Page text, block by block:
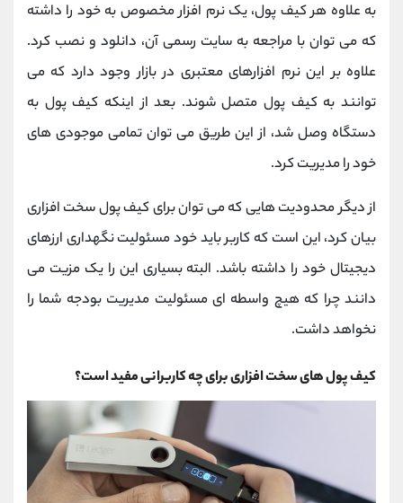
به علاوه هر کیف پول، یک نرم افزار مخصوص به خود را داشته
که می توان با مراجعه به سایت رسمی آن، دانلود و نصب کرد.
علاوه بر این نرم افزارهای معتبری در بازار وجود دارد که می
توانند به کیف پول متصل شوند. بعد از اینکه کیف پول به
دستگاه وصل شد، از این طریق می توان تمامی موجودی های
خود را مدیریت کرد.
از دیگر محدودیت هایی که می توان برای کیف پول سخت افزاری
بیان کرد، این است که کاربر باید خود مسئولیت نگهداری ارزهای
دیجیتال خود را داشته باشد. البته بسیاری این را یک مزیت می
دانند چرا که هیچ واسطه ای مسئولیت مدیریت بودجه شما را
نخواهد داشت.
کیف پول های سخت افزاری برای چه کاربرانی مفید است؟